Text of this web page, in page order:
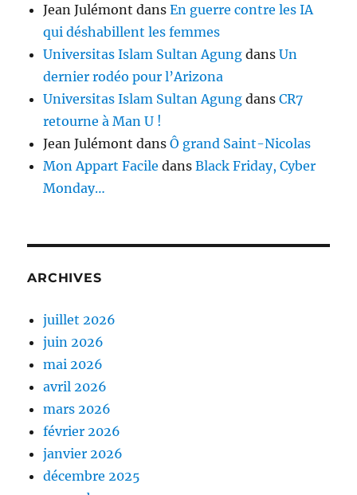
Jean Julémont dansEn guerre contre les IA
qui déshabillent les femmes
Universitas Islam Sultan Agung dansUn
dernier rodéo pour l’Arizona
Universitas Islam Sultan Agung dansCR7
retourne à Man U !
Jean Julémont dansÔ grand Saint-Nicolas
Mon Appart Facile dansBlack Friday, Cyber
Monday…
ARCHIVES
juillet 2026
juin 2026
mai 2026
avril 2026
mars 2026
février 2026
janvier 2026
décembre 2025